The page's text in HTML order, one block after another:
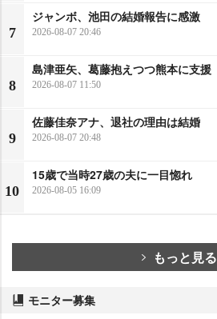
7
ジャンボ、池田の結婚報告に感激
2026-08-07 20:46
8
島津亜矢、葛藤抱えつつ熊本に支援
2026-08-07 11:50
9
佐藤佳奈アナ、退社の理由は結婚
2026-08-07 20:48
10
15歳で当時27歳の夫に一目惚れ
2026-08-05 16:09
もっと見る
モニター募集